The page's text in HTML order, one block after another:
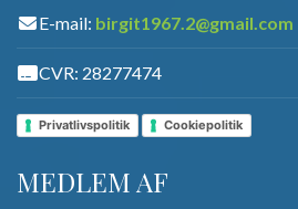
E-mail: birgit1967.2@gmail.com
CVR: 28277474
Privatlivspolitik Cookiepolitik
MEDLEM AF